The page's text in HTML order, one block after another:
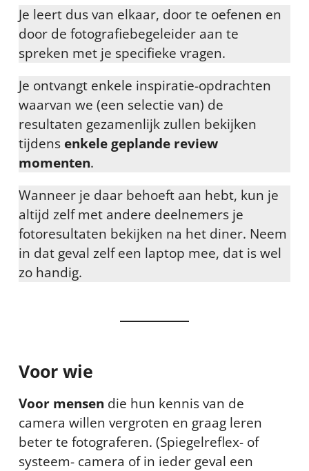
Je leert dus van elkaar, door te oefenen en
door de fotografiebegeleider aan te
spreken met je specifieke vragen.
Je ontvangt enkele inspiratie-opdrachten
waarvan we (een selectie van) de
resultaten gezamenlijk zullen bekijken
tijdens enkele geplande review
momenten.
Wanneer je daar behoeft aan hebt, kun je
altijd zelf met andere deelnemers je
fotoresultaten bekijken na het diner. Neem
in dat geval zelf een laptop mee, dat is wel
zo handig.
Voor wie
Voor mensen die hun kennis van de
camera willen vergroten en graag leren
beter te fotograferen. (Spiegelreflex- of
systeem- camera of in ieder geval een